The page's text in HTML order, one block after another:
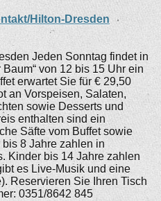
Hilton-Dresden
Jeden Sonntag findet in
von 12 bis 15 Uhr ein
erwartet Sie für € 29,50
an Vorspeisen, Salaten,
sowie Desserts und
enthalten sind ein
Säfte vom Buffet sowie
8 Jahre zahlen in
Kinder bis 14 Jahre zahlen
es Live-Musik und eine
Reservieren Sie Ihren Tisch
0351/8642 845